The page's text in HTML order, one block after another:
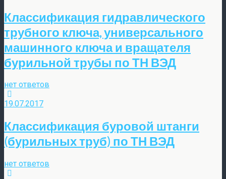
Классификация гидравлического
трубного ключа, универсального
машинного ключа и вращателя
бурильной трубы по ТН ВЭД
нет ответов
19.07.2017
Классификация буровой штанги
(бурильных труб) по ТН ВЭД
нет ответов